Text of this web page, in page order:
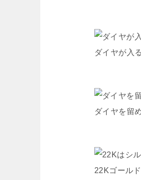
ダイヤが入
ダイヤを留
22Kゴール